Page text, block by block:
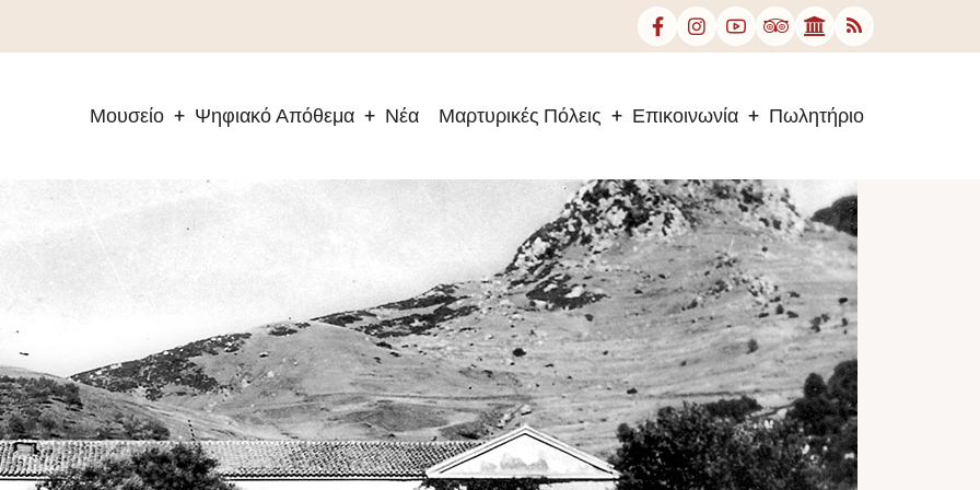
Μουσείο Ψηφιακό Απόθεμα Νέα Μαρτυρικές Πόλεις Επικοινωνία Πωλητήριο